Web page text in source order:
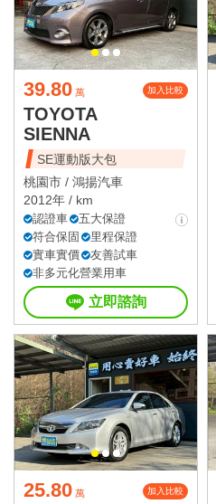
39.80 萬 加入比較
TOYOTA
SIENNA
SE運動版大包
桃園市 / 鴻揚汽車
2012年 / km
認證車
五大保證
符合保固
里程保證
實車實價
友善試車
非多元化營業用車
立即諮詢
25.80 萬 加入比較